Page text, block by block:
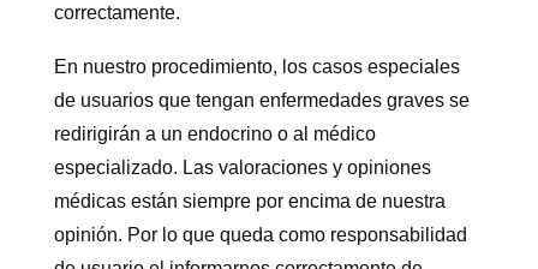
correctamente.
En nuestro procedimiento, los casos especiales
de usuarios que tengan enfermedades graves se
redirigirán a un endocrino o al médico
especializado. Las valoraciones y opiniones
médicas están siempre por encima de nuestra
opinión. Por lo que queda como responsabilidad